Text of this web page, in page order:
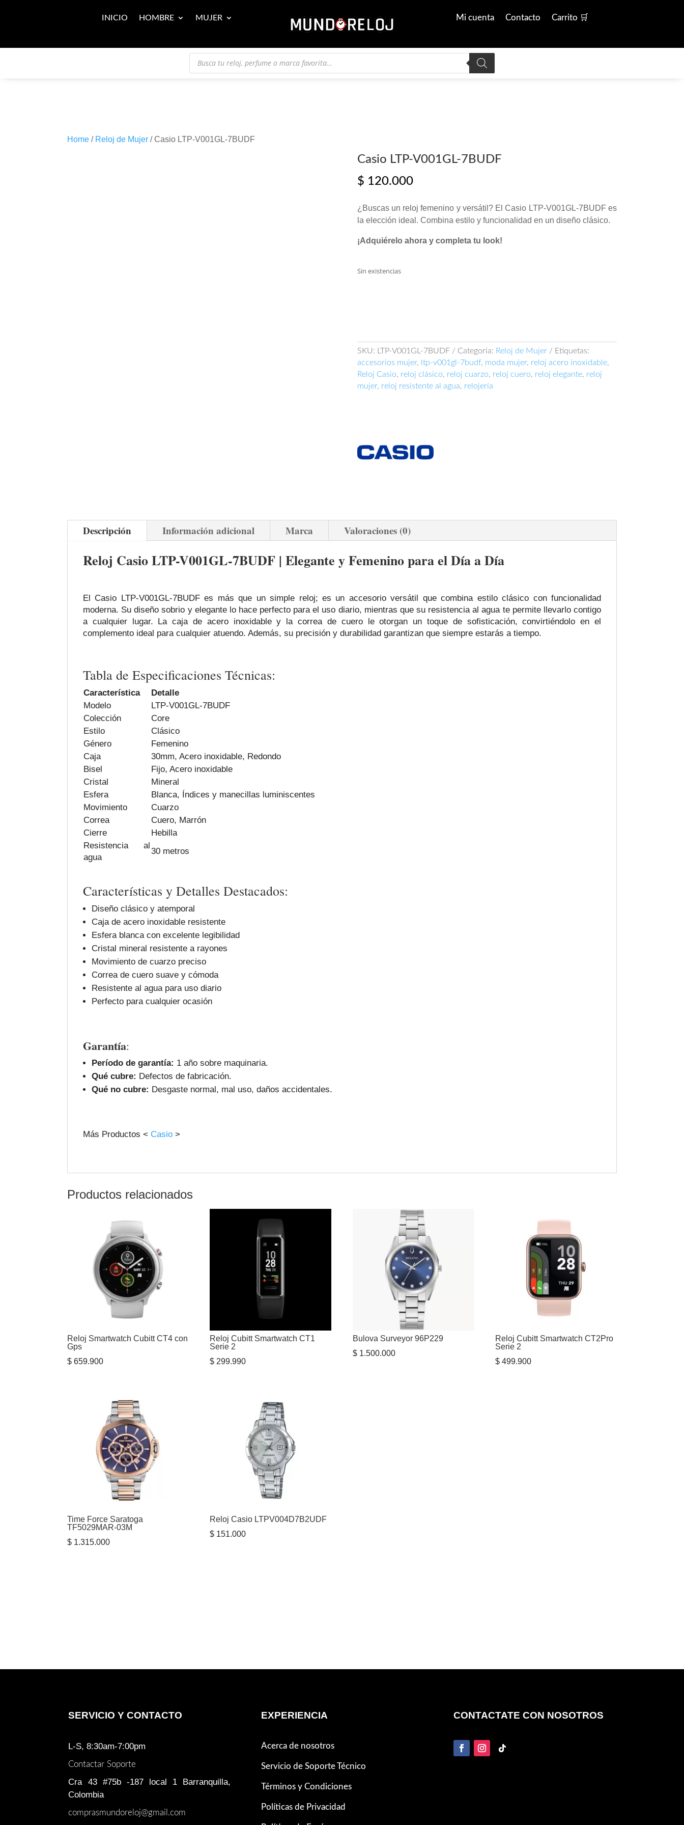
INICIO HOMBRE MUJER Mi cuenta Contacto Carrito 🛒
Búsqueda
productos
Home / Reloj de Mujer / Casio LTP-V001GL-7BUDF
Casio LTP-V001GL-7BUDF
$ 120.000
¿Buscas un reloj femenino y versátil? El Casio LTP-V001GL-7BUDF es
la elección ideal. Combina estilo y funcionalidad en un diseño clásico.
¡Adquiérelo ahora y completa tu look!
Sin existencias
SKU: LTP-V001GL-7BUDF Categoría: Reloj de Mujer
Etiquetas:
accesorios mujer, ltp-v001gl-7budf, moda mujer, reloj acero inoxidable,
Reloj Casio, reloj clásico, reloj cuarzo, reloj cuero, reloj elegante, reloj
mujer, reloj resistente al agua, relojería
Descripción Información adicional Marca Valoraciones (0)
Reloj Casio LTP-V001GL-7BUDF | Elegante y Femenino para el Día a Día
El Casio LTP-V001GL-7BUDF es más que un simple reloj; es un accesorio versátil que combina estilo clásico con funcionalidad
moderna. Su diseño sobrio y elegante lo hace perfecto para el uso diario, mientras que su resistencia al agua te permite llevarlo contigo
a cualquier lugar. La caja de acero inoxidable y la correa de cuero le otorgan un toque de sofisticación, convirtiéndolo en el
complemento ideal para cualquier atuendo. Además, su precisión y durabilidad garantizan que siempre estarás a tiempo.
Tabla de Especificaciones Técnicas:
Característica
Detalle
Modelo
LTP-V001GL-7BUDF
Colección
Core
Estilo
Clásico
Género
Femenino
Caja
30mm, Acero inoxidable, Redondo
Bisel
Fijo, Acero inoxidable
Cristal
Mineral
Esfera
Blanca, Índices y manecillas luminiscentes
Movimiento
Cuarzo
Correa
Cuero, Marrón
Cierre
Hebilla
Resistencia al
agua
30 metros
Características y Detalles Destacados:
Diseño clásico y atemporal
Caja de acero inoxidable resistente
Esfera blanca con excelente legibilidad
Cristal mineral resistente a rayones
Movimiento de cuarzo preciso
Correa de cuero suave y cómoda
Resistente al agua para uso diario
Perfecto para cualquier ocasión
Garantía:
Período de garantía: 1 año sobre maquinaria.
Qué cubre: Defectos de fabricación.
Qué no cubre: Desgaste normal, mal uso, daños accidentales.
Más Productos < Casio >
Productos relacionados
Reloj Smartwatch Cubitt CT4 con
Gps
$ 659.900
Reloj Cubitt Smartwatch CT1
Serie 2
$ 299.990
Bulova Surveyor 96P229
$1.500.000
Reloj Cubitt Smartwatch CT2Pro
Serie 2
$499.900
Time Force Saratoga
TF5029MAR-03M
$ 1.315.000
Reloj Casio LTPV004D7B2UDF
$ 151.000
SERVICIO Y CONTACTO
L-S, 8:30am-7:00pm
Contactar Soporte
Cra 43 #75b -187 local 1 Barranquilla,
Colombia
comprasmundoreloj@gmail.com
EXPERIENCIA
Acerca de nosotros
Servicio de Soporte Técnico
Términos y Condiciones
Políticas de Privacidad
CONTACTATE CON NOSOTROS